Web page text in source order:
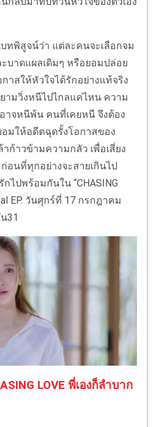
ทพิสูจน์ว่า แต่ละคนจะเลือกจม
บาดแผลเดิมๆ หรือยอมปล่อย
าสให้หัวใจได้รักอย่างแท้จริง
ามวิ่งหนีไปไกลแค่ไหน ความ
าจหนีพ้น คนที่เคยหนี จึงต้อง
มให้อดีตฉุดรั้งโอกาสของ
ก้าวข้ามความกลัว เพื่อเสี่ยง
อนที่ทุกอย่างจะสายเกินไป
ปพร้อมกันใน “CHASING
EP. วันศุกร์ที่ 17 กรกฎาคม
31
LOVE พี่เองก็ลำบาก